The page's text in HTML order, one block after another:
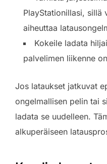
PlayStationillasi, sillä
aiheuttaa
Kokeile ladata
palvelimen liikenne
Jos lataukset jatkuvat
ongelmallisen pelin tai
ladata se uudelleen.
alkuperäiseen